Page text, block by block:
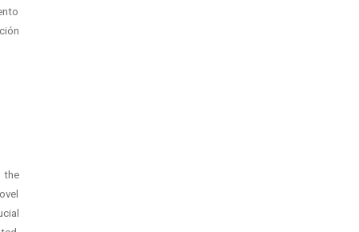
the